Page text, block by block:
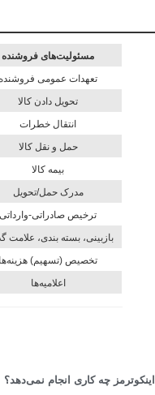
مسئولیت‌های فروشنده
تعهدات عمومی فروشنده
تحويل دادن کالا
انتقال خطرات
حمل و نقل کالا
مدرک حمل/تحویل
ترخیص صادراتی-وارداتی
بازبينی، بسته بندی، علامت گذاری
تخصیص (تسهیم) هزینه‌ها
چه کاری انجام نمی‌دهد؟